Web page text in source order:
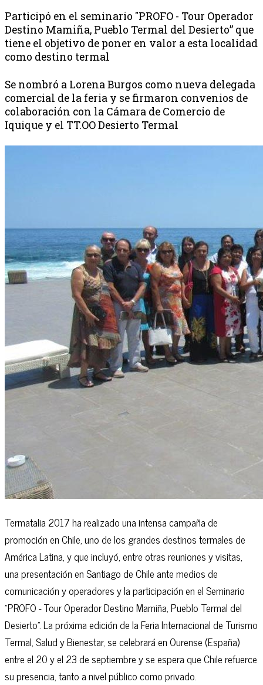
Participó en el seminario "PROFO - Tour Operador
Destino Mamiña, Pueblo Termal del Desierto” que
tiene el objetivo de poner en valor a esta localidad
como destino termal
Se nombró a Lorena Burgos como nueva delegada
comercial de la feria y se firmaron convenios de
colaboración con la Cámara de Comercio de
Iquique y el TT.OO Desierto Termal
Termatalia 2017 ha realizado una intensa campaña de
promoción en Chile, uno de los grandes destinos termales de
América Latina, y que incluyó, entre otras reuniones y visitas,
una presentación en Santiago de Chile ante medios de
comunicación y operadores y la participación en el Seminario
"PROFO - Tour Operador Destino Mamiña, Pueblo Termal del
Desierto”. La próxima edición de la Feria Internacional de Turismo
Termal, Salud y Bienestar, se celebrará en Ourense (España)
entre el 20 y el 23 de septiembre y se espera que Chile refuerce
su presencia, tanto a nivel público como privado.